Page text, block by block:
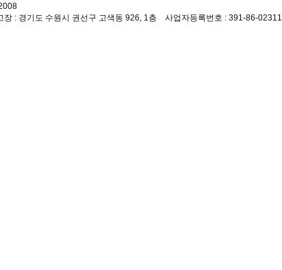
장 : 경기도 수원시 권선구 고색동 926, 1층 사업자등록번호 : 391-86-02311